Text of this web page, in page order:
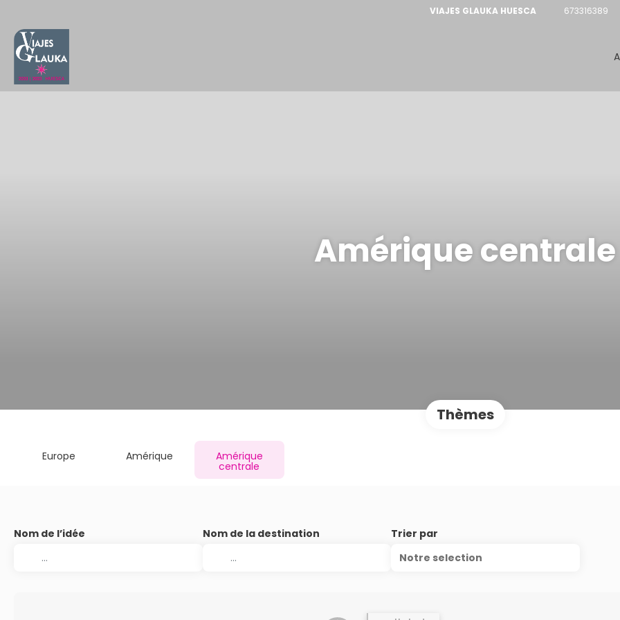
VIAJES GLAUKA HUESCA 673316389
Amérique centrale
Thèmes
Europe Amérique Amérique
centrale
Nom de l’idée Nom de la destination
Trier par
Notre selection